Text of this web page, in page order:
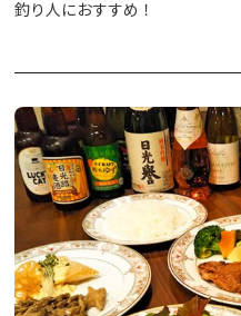
釣り人におすすめ！